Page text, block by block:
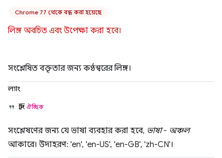
Chrome 77 থেকে বন্ধ করা হয়েছে
লিঙ্গ অবচিত এবং উপেক্ষা করা হবে।
সংশ্লেষিত বক্তৃতার জন্য কণ্ঠস্বরের লিঙ্গ।
ল্যাং
স্ট্রিং ঐচ্ছিক
সংশ্লেষণের জন্য যে ভাষা ব্যবহার করা হবে, ভাষা- অঞ্চল
আকারে। উদাহরণ: 'en', 'en-US', 'en-GB', 'zh-CN'।